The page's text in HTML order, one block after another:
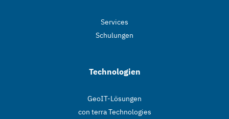
Services
Schulungen
Technologien
GeoIT-Lösungen
con terra Technologies